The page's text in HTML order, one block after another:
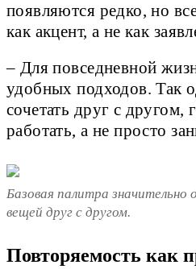
появляются редко, но
как акцент, а не как
– Для повседневной
удобных подходов. Так
сочетать друг с другом,
работать, а не просто
Базовая палитра значительно
вещей друг с другом.
Повторяемость как